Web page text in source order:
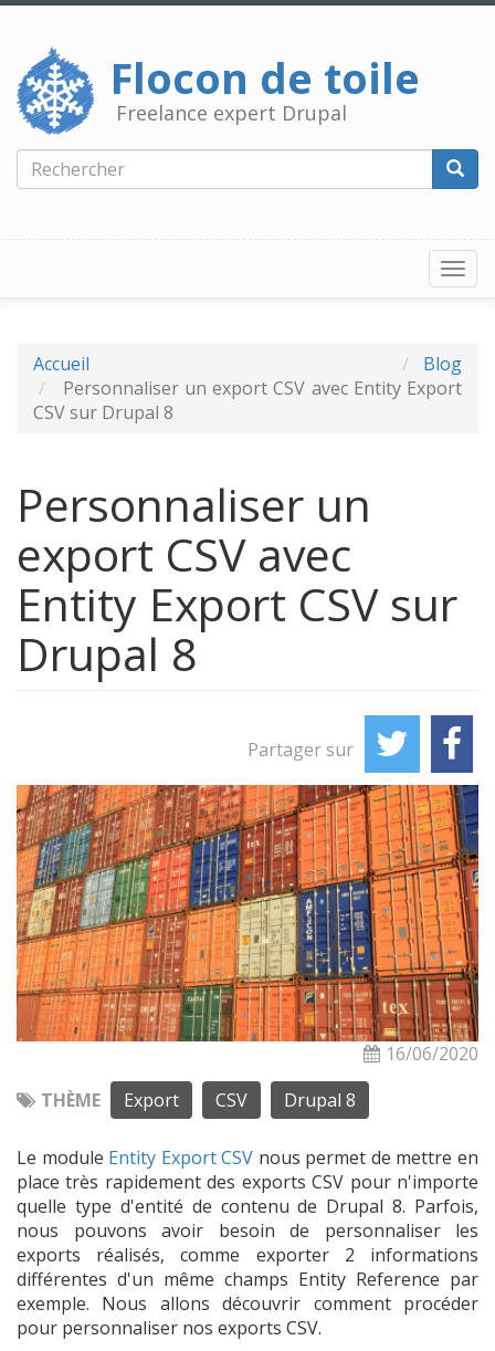
Aller
contenu
principal
Flocon de toile
Freelance expert Drupal
Rechercher
Accueil
Blog
Personnaliser un export CSV avec Entity Export
CSV sur Drupal 8
Personnaliser un
export CSV avec
Entity Export CSV sur
Drupal 8
Partager sur Twitter
16/06/2020
THÈME
Export CSV Drupal 8
Le module Entity Export CSV nous permet de mettre en
place très rapidement des exports CSV pour n'importe
quelle type d'entité de contenu de Drupal 8. Parfois,
nous pouvons avoir besoin de personnaliser les
exports réalisés, comme exporter 2 informations
différentes d'un même champs Entity Reference par
exemple. Nous allons découvrir comment procéder
pour personnaliser nos exports CSV.